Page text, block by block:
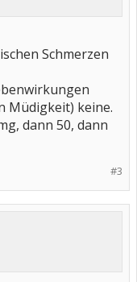
Schmerzen
Müdigkeit) keine.
dann 50, dann
#3